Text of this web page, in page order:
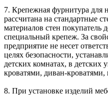
7. Крепежная фурнитура для
рассчитана на стандартные
материалов стен покупатель
специальный крепеж. За
предприятие не несет
целях безопасности,
детских комнатах, в детских
кроватями, диван-кроватями,
8. При установке изделий